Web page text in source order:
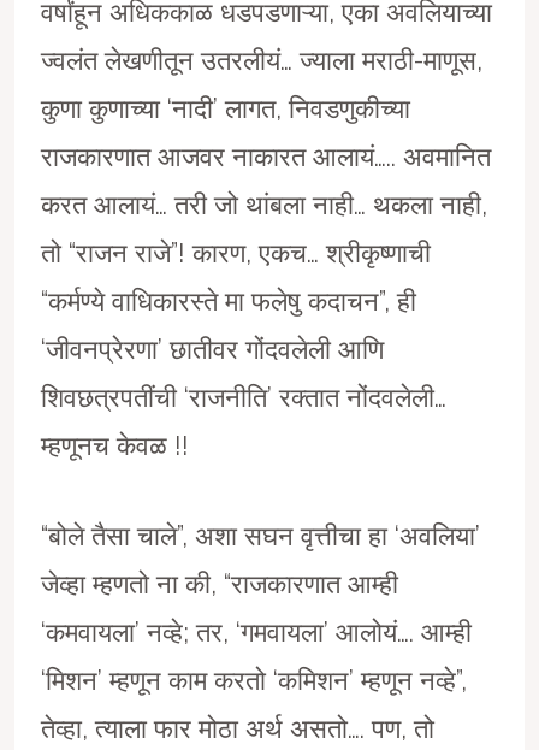
वर्षांहून अधिककाळ धडपडणाऱ्या, एका अवलियाच्या
ज्वलंत लेखणीतून उतरलीयं… ज्याला मराठी-माणूस,
कुणा कुणाच्या ‘नादी’ लागत, निवडणुकीच्या
राजकारणात आजवर नाकारत आलायं….. अवमानित
करत आलायं… तरी जो थांबला नाही… थकला नाही,
तो “राजन राजे”! कारण, एकच… श्रीकृष्णाची
“कर्मण्ये वाधिकारस्ते मा फलेषु कदाचन”, ही
‘जीवनप्रेरणा’ छातीवर गोंदवलेली आणि
शिवछत्रपतींची ‘राजनीति’ रक्तात नोंदवलेली…
म्हणूनच केवळ !!
“बोले तैसा चाले”, अशा सघन वृत्तीचा हा ‘अवलिया’
जेव्हा म्हणतो ना की, “राजकारणात आम्ही
‘कमवायला’ नव्हे; तर, ‘गमवायला’ आलोयं…. आम्ही
‘मिशन’ म्हणून काम करतो ‘कमिशन’ म्हणून नव्हे”,
तेव्हा, त्याला फार मोठा अर्थ असतो…. पण, तो